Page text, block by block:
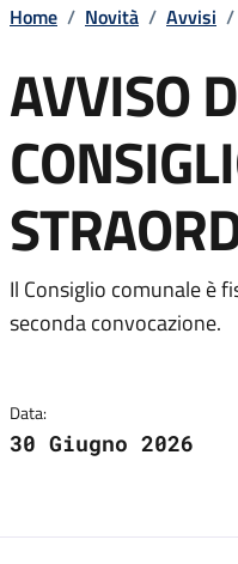
Home / Novità / Avvisi /
AVVISO
Dettagli
Il Consiglio comunale è
seconda convocazione.
Data:
30 Giugno 2026